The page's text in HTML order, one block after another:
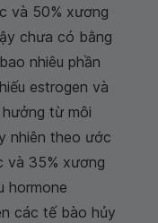
và 50% xương
chưa có bằng
nhiêu phần
estrogen và
từ môi
nhiên theo ước
và 35% xương
hormone
các tế bào hủy